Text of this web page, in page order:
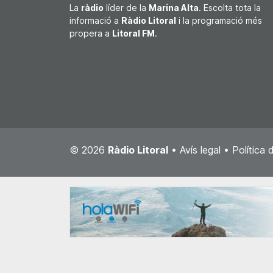
La ràdio líder de la Marina Alta. Escolta tota la
informació a Ràdio Litoral i la programació més
propera a Litoral FM.
© 2026 Ràdio Litoral • Avís legal • Política